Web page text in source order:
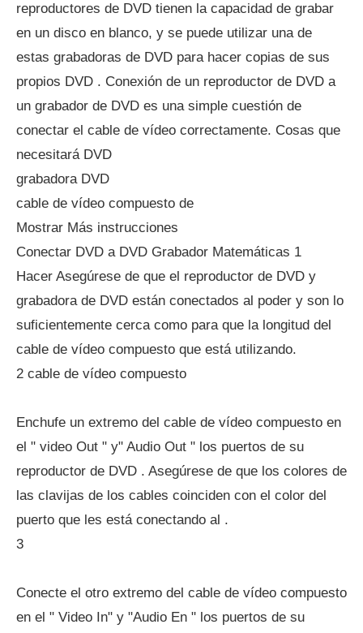
reproductores de DVD tienen la capacidad de grabar
en un disco en blanco, y se puede utilizar una de
estas grabadoras de DVD para hacer copias de sus
propios DVD . Conexión de un reproductor de DVD a
un grabador de DVD es una simple cuestión de
conectar el cable de vídeo correctamente. Cosas que
necesitará DVD
grabadora DVD
cable de vídeo compuesto de
Mostrar Más instrucciones
Conectar DVD a DVD Grabador Matemáticas 1
Hacer Asegúrese de que el reproductor de DVD y
grabadora de DVD están conectados al poder y son lo
suficientemente cerca como para que la longitud del
cable de vídeo compuesto que está utilizando.
2 cable de vídeo compuesto
Enchufe un extremo del cable de vídeo compuesto en
el " video Out " y" Audio Out " los puertos de su
reproductor de DVD . Asegúrese de que los colores de
las clavijas de los cables coinciden con el color del
puerto que les está conectando al .
3
Conecte el otro extremo del cable de vídeo compuesto
en el " Video In" y "Audio En " los puertos de su